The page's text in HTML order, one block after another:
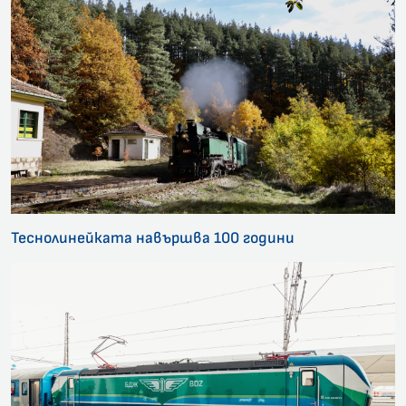
Теснолинейката навършва 100 години